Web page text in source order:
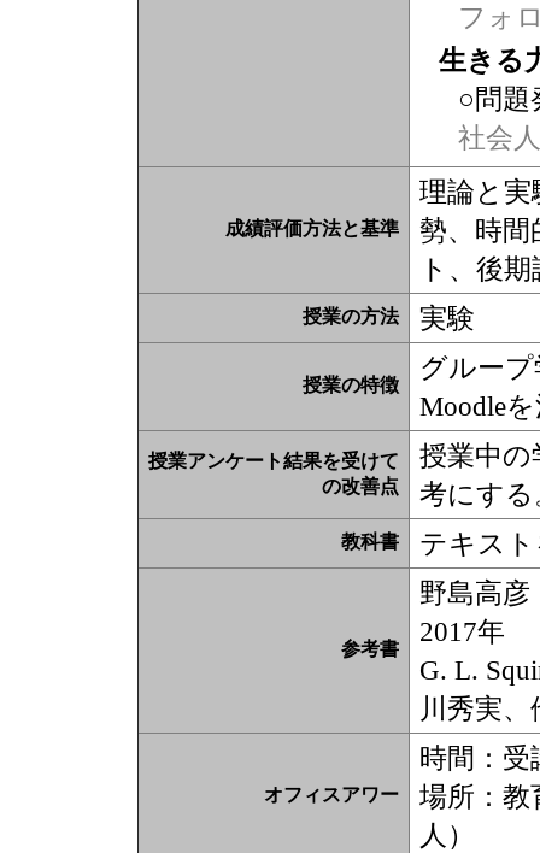
フォ
生きる
○問題
社会
成績評価方法と基準
理論と
勢、時間
ト、後
授業の方法 実験
授業の特徴
グルー
Moodle
授業アンケート結果を受けて
の改善点
授業中の
考にする
教科書 テキス
参考書
野島高
2017年
G. L.
川秀実、
オフィスアワー
時間：
場所：教
人）